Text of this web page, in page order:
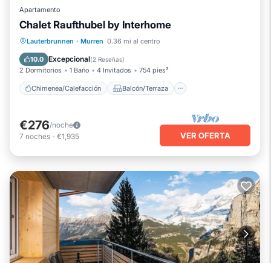
Apartamento
Chalet Raufthubel by Interhome
Lauterbrunnen · Murren 0.36 mi al centro
10.0 Excepcional(2 Reseñas)
2 Dormitorios 1 Baño 4 Invitados 754 pies²
Chimenea/Calefacción Balcón/Terraza
Chimenea/Calefacción
Balcón/Terraza
Cocina
Internet
€276/noche
7 noches - €1,935 VER OFERTA